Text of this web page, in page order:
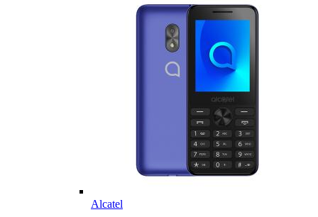
Alcatel